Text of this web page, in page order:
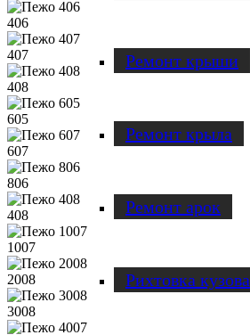
Ремонт крыши
Ремонт крыла
Ремонт арок
Рихтовка кузова
406
407
408
605
607
806
408
1007
2008
3008